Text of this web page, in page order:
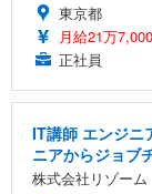
東京都
月給21万
正社員
IT講師 エンジニ
ニアからジョブ
株式会社リゾーム